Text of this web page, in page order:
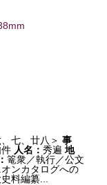
七、廿八＞ 事
人名：秀遍 地
篭衆／執行／公文
オンカタログへの
史料編纂...